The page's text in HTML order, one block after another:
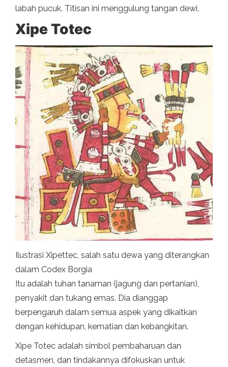
labah pucuk. Titisan ini menggulung tangan dewi.
Xipe Totec
Ilustrasi Xipettec, salah satu dewa yang diterangkan
dalam Codex Borgia
Itu adalah tuhan tanaman (jagung dan pertanian),
penyakit dan tukang emas. Dia dianggap
berpengaruh dalam semua aspek yang dikaitkan
dengan kehidupan, kematian dan kebangkitan.
Xipe Totec adalah simbol pembaharuan dan
detasmen, dan tindakannya difokuskan untuk